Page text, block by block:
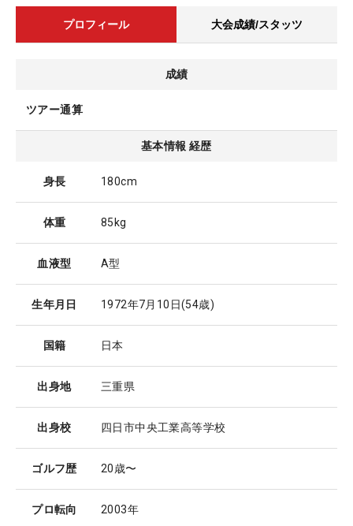
プロフィール 大会成績/スタッツ
成績
ツアー通算
基本情報 経歴
身長 180cm
体重 85kg
血液型 A型
生年月日 1972年7月10日(54歳)
国籍 日本
出身地 三重県
出身校 四日市中央工業高等学校
ゴルフ歴 20歳〜
プロ転向 2003年